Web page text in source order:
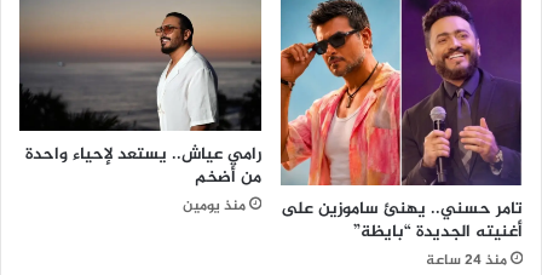
ر
ح
ة
و
ا
تامر حسني.. يهنئ ساموزين على
أغنيته الجديدة “بايظة”
منذ 24 ساعة
رامي عياش.. يستعد لإحياء واحدة
من أضخم
منذ يومين